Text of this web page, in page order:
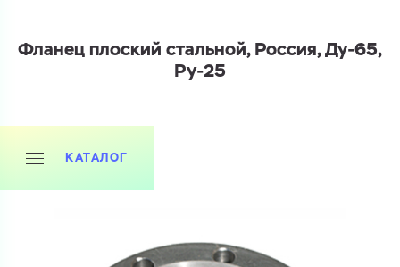
Перечислите товары, которые вас интересуют
Фланец плоский стальной, Россия, Ду-65,
Ру-25
КАТАЛОГ